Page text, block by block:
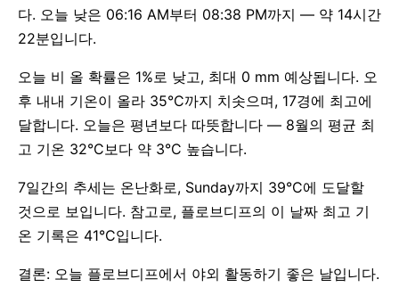
다. 오늘 낮은 06:16 AM부터 08:38 PM까지 — 약 14시간
22분입니다.
오늘 비 올 확률은 1%로 낮고, 최대 0 mm 예상됩니다. 오
후 내내 기온이 올라 35°C까지 치솟으며, 17경에 최고에
달합니다. 오늘은 평년보다 따뜻합니다 — 8월의 평균 최
고 기온 32°C보다 약 3°C 높습니다.
7일간의 추세는 온난화로, Sunday까지 39°C에 도달할
것으로 보입니다. 참고로, 플로브디프의 이 날짜 최고 기
온 기록은 41°C입니다.
결론: 오늘 플로브디프에서 야외 활동하기 좋은 날입니다.